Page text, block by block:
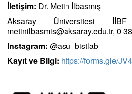
İletişim: Dr. Metin İlbasmış
Aksaray Üniversitesi
metinilbasmis@aksaray.edu.tr, 0
Instagram: @asu_bistlab
Kayıt ve Bilgi: https://forms.gle/